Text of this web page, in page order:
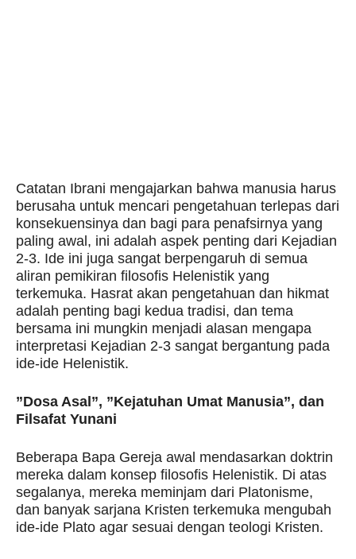
Catatan Ibrani mengajarkan bahwa manusia harus
berusaha untuk mencari pengetahuan terlepas dari
konsekuensinya dan bagi para penafsirnya yang
paling awal, ini adalah aspek penting dari Kejadian
2-3. Ide ini juga sangat berpengaruh di semua
aliran pemikiran filosofis Helenistik yang
terkemuka. Hasrat akan pengetahuan dan hikmat
adalah penting bagi kedua tradisi, dan tema
bersama ini mungkin menjadi alasan mengapa
interpretasi Kejadian 2-3 sangat bergantung pada
ide-ide Helenistik.
”Dosa Asal”, ”Kejatuhan Umat Manusia”, dan
Filsafat Yunani
Beberapa Bapa Gereja awal mendasarkan doktrin
mereka dalam konsep filosofis Helenistik. Di atas
segalanya, mereka meminjam dari Platonisme,
dan banyak sarjana Kristen terkemuka mengubah
ide-ide Plato agar sesuai dengan teologi Kristen.